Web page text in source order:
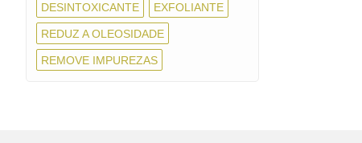
DESINTOXICANTE EXFOLIANTE
REDUZ A OLEOSIDADE
REMOVE IMPUREZAS